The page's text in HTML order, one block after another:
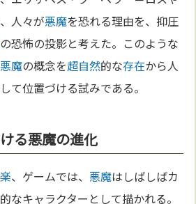
人々が悪魔を恐れる理由を、抑圧
の恐怖の投影と考えた。このような
悪魔の概念を超自然的な存在から人
て位置づける試みである。
る悪魔の進化
、ゲームでは、悪魔はしばしばカ
なキャラクターとして描かれる。